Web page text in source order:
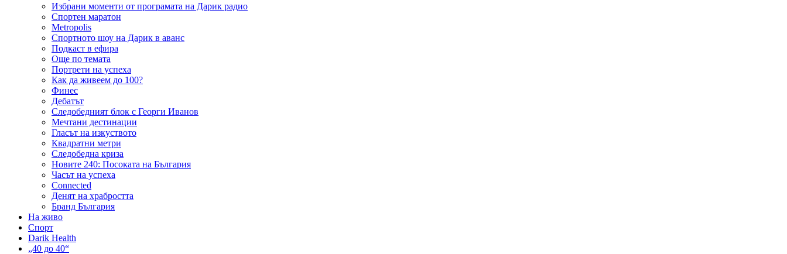
Избрани моменти от програмата на Дарик радио
Спортен маратон
Metropolis
Спортното шоу на Дарик в аванс
Подкаст в ефира
Още по темата
Портрети на успеха
Как да живеем до 100?
Финес
Дебатът
Следобедният блок с Георги Иванов
Мечтани дестинации
Гласът на изкуството
Квадратни метри
Следобедна криза
Новите 240: Посоката на България
Часът на успеха
Connected
Денят на храбростта
Бранд България
На живо
Спорт
Darik Health
„40 до 40“